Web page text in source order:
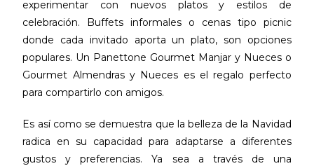
experimentar con nuevos platos y estilos de
celebración. Buffets informales o cenas tipo picnic
donde cada invitado aporta un plato, son opciones
populares. Un Panettone Gourmet Manjar y Nueces o
Gourmet Almendras y Nueces es el regalo perfecto
para compartirlo con amigos.
Es así como se demuestra que la belleza de la Navidad
radica en su capacidad para adaptarse a diferentes
gustos y preferencias. Ya sea a través de una